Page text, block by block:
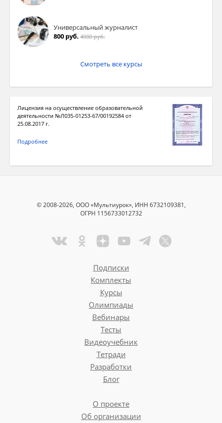
Универсальный журналист
800 руб. 4000 руб.
Смотреть все курсы
Лицензия на осуществление образовательной
деятельности №Л035-01253-67/00192584 от
25.08.2017 г.
Подробнее
© 2008-2026, ООО «Мультиурок», ИНН 6732109381,
ОГРН 1156733012732
Подписки
Комплекты
Курсы
Олимпиады
Вебинары
Тесты
Видеоучебник
Тетради
Разработки
Блог
О проекте
Об организации